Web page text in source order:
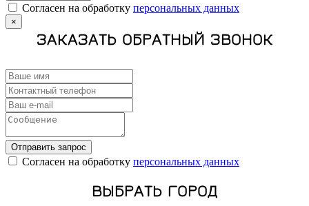
Cогласен на обработку персональных данных
×
ЗАКАЗАТЬ ОБРАТНЫЙ ЗВОНОК
Отправить запрос
Cогласен на обработку персональных данных
ВЫБРАТЬ ГОРОД